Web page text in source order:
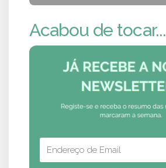
Acabou de tocar...